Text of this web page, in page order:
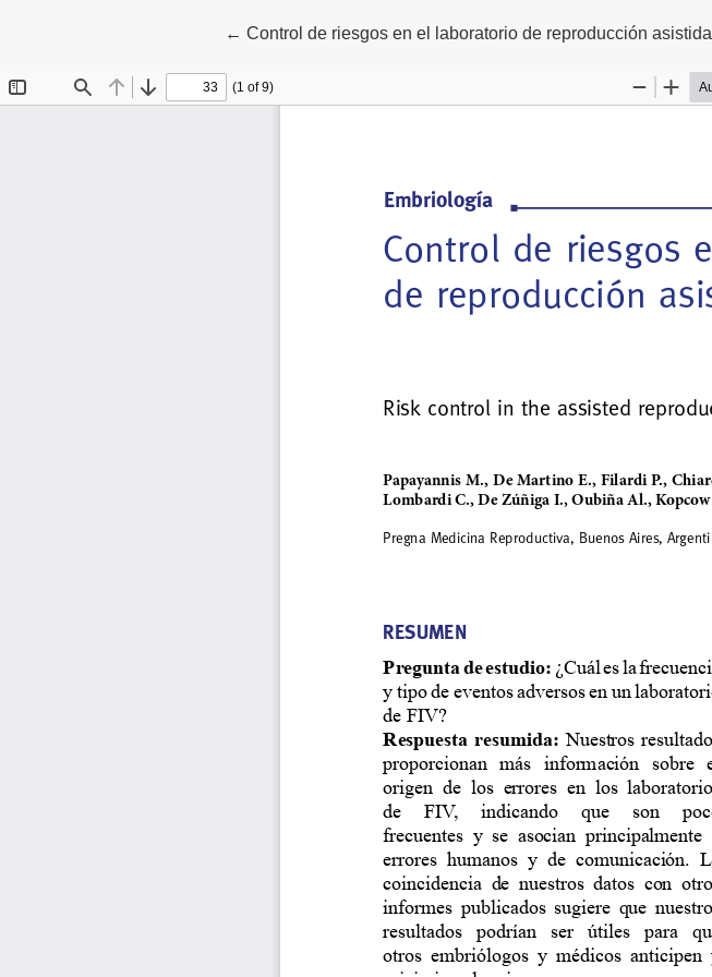
← Volver a los detalles del artículo
Control de riesgos en el laboratorio de reproducción asistida